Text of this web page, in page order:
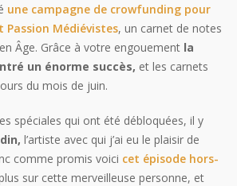
une campagne de crowfunding pour
Passion Médiévistes, un carnet de notes
Âge. Grâce à votre engouement la
un énorme succès, et les carnets
du mois de juin.
spéciales qui ont été débloquées, il y
l’artiste avec qui j’ai eu le plaisir de
comme promis voici cet épisode hors-
sur cette merveilleuse personne, et